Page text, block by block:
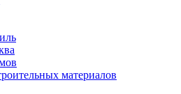
материалов